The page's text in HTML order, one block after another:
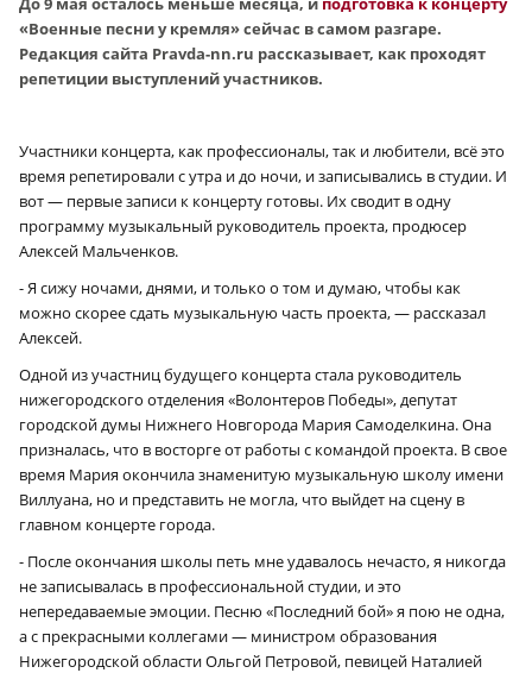
«Военные песни у кремля» сейчас в самом разгаре.
Редакция сайта Pravda-nn.ru рассказывает, как проходят
репетиции выступлений участников.
Участники концерта, как профессионалы, так и любители, всё это
время репетировали с утра и до ночи, и записывались в студии. И
вот — первые записи к концерту готовы. Их сводит в одну
программу музыкальный руководитель проекта, продюсер
Алексей Мальченков.
- Я сижу ночами, днями, и только о том и думаю, чтобы как
можно скорее сдать музыкальную часть проекта, — рассказал
Алексей.
Одной из участниц будущего концерта стала руководитель
нижегородского отделения «Волонтеров Победы», депутат
городской думы Нижнего Новгорода Мария Самоделкина. Она
призналась, что в восторге от работы с командой проекта. В свое
время Мария окончила знаменитую музыкальную школу имени
Виллуана, но и представить не могла, что выйдет на сцену в
главном концерте города.
- После окончания школы петь мне удавалось нечасто, я никогда
не записывалась в профессиональной студии, и это
непередаваемые эмоции. Песню «Последний бой» я пою не одна,
а с прекрасными коллегами — министром образования
Нижегородской области Ольгой Петровой, певицей Наталией